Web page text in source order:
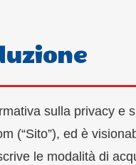
sulla privacy e
(“Sito”), ed è
le modalità di